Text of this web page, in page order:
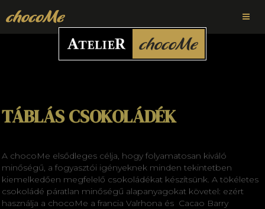
TÁBLÁS CSOKOLÁDÉK
A chocoMe elsődleges célja, hogy folyamatosan kiváló
minőségű, a fogyasztói igényeknek minden tekintetben
kiemelkedően megfelelő csokoládékat készítsünk. A tökéletes
csokoládé páratlan minőségű alapanyagokat követel: ezért
használja a chocoMe a francia Valrhona és Cacao Barry